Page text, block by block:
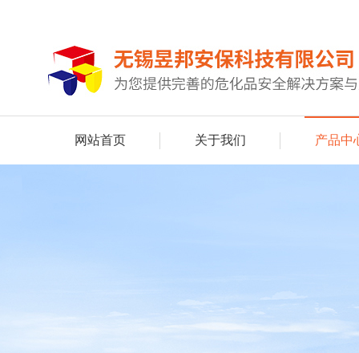
网站首页 关于我们 产品中